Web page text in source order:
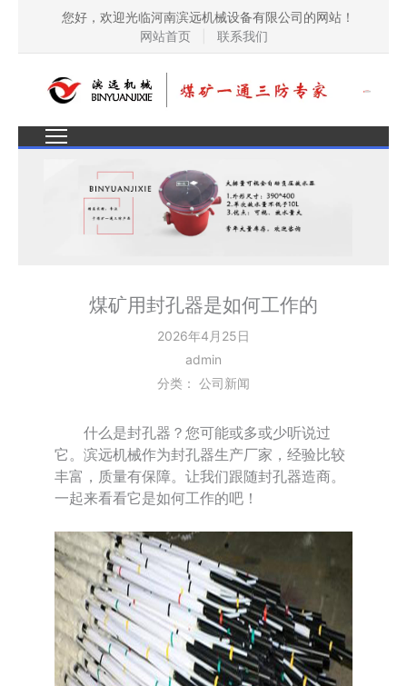
您好，欢迎光临河南滨远机械设备有限公司的网站！
网站首页
联系我们
煤矿用封孔器是如何工作的
2026年4月25日
admin
分类： 公司新闻
什么是封孔器？您可能或多或少听说过
它。滨远机械作为封孔器生产厂家，经验比较
丰富，质量有保障。让我们跟随封孔器造商。
一起来看看它是如何工作的吧！